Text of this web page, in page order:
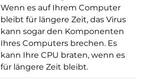
Wenn es auf Ihrem Computer
bleibt für längere Zeit, das Virus
kann sogar den Komponenten
Ihres Computers brechen. Es
kann Ihre CPU braten, wenn es
für längere Zeit bleibt.
Download
Spy Hunter